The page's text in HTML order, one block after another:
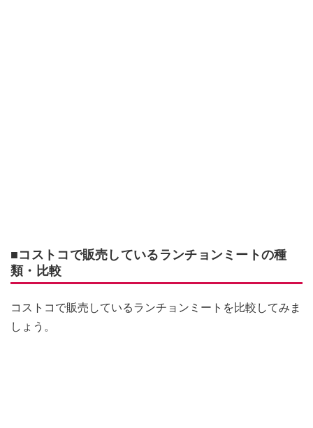
■コストコで販売しているランチョンミートの種
類・比較
コストコで販売しているランチョンミートを比較してみま
しょう。